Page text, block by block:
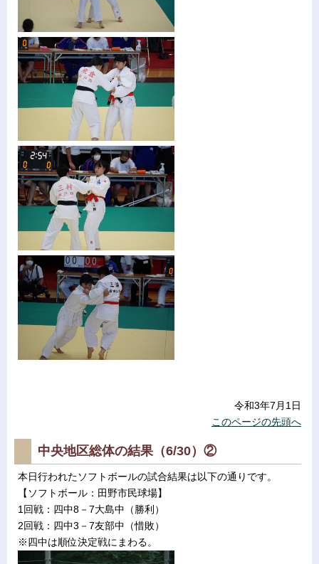
令和3年7月1日
このページの先頭へ
中央地区総体の結果（6/30）②
本日行われたソフトボールの試合結果は以下の通りです。
【ソフトボール：田野市民球場】
1回戦：四中8－7大島中（勝利）
2回戦：四中3－7友部中（惜敗）
※四中は順位決定戦にまわる。